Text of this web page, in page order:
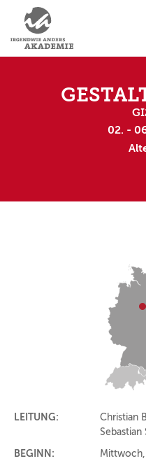
NAVIGATION ÜBERSPRINGEN
STARTSEITE
AUSBILDER
02. -
LEITUNG:
Christian
Sebastian
BEGINN: